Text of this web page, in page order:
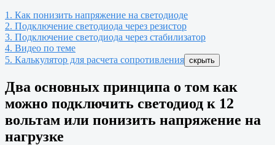
1. Как понизить напряжение на светодиоде
2. Подключение светодиода через резистор
3. Подключение светодиода через стабилизатор
4. Видео по теме
5. Калькулятор для расчета сопротивления скрыть
Два основных принципа о том как
можно подключить светодиод к 12
вольтам или понизить напряжение на
нагрузке